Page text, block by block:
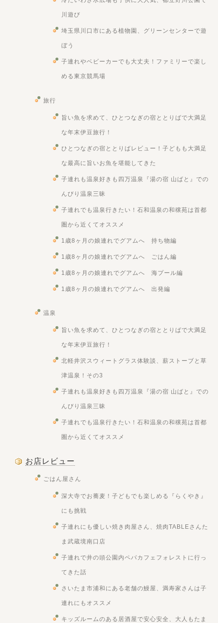
川遊び
埼玉県川口市にある植物園、グリーンセンターで遊
ぼう
子連れやベビーカーでも大丈夫！ファミリーで楽し
める東京競馬場
旅行
旨い魚を求めて、ひとつなぎの宿ととりばで大満足
な年末伊豆旅行！
ひとつなぎの宿ととりばレビュー！子どもも大満足
な最高に旨いお魚を堪能してきた
子連れも温泉好きも四万温泉『湯の宿 山ばと』での
んびり温泉三昧
子連れでも温泉行きたい！石和温泉の和穣苑は首都
圏から近くてオススメ
1歳8ヶ月の娘連れでグアムへ 持ち物編
1歳8ヶ月の娘連れでグアムへ ごはん編
1歳8ヶ月の娘連れでグアムへ 海プール編
1歳8ヶ月の娘連れでグアムへ 出発編
温泉
旨い魚を求めて、ひとつなぎの宿ととりばで大満足
な年末伊豆旅行！
北軽井沢スウィートグラス体験談、薪ストーブと草
津温泉！その3
子連れも温泉好きも四万温泉『湯の宿 山ばと』での
んびり温泉三昧
子連れでも温泉行きたい！石和温泉の和穣苑は首都
圏から近くてオススメ
お店レビュー
ごはん屋さん
深大寺でお蕎麦！子どもでも楽しめる『らくやき』
にも挑戦
子連れにも優しい焼き肉屋さん、焼肉TABLEさんた
ま武蔵境南口店
子連れで井の頭公園内ペパカフェフォレストに行っ
てきた話
さいたま市浦和にある老舗の鰻屋、満寿家さんは子
連れにもオススメ
キッズルームのある居酒屋で安心安全、大人もたま